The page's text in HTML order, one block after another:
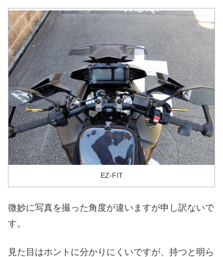
EZ-FIT
微妙に写真を撮った角度が違いますが申し訳ないで
す。
見た目はホントに分かりにくいですが、持つと明ら